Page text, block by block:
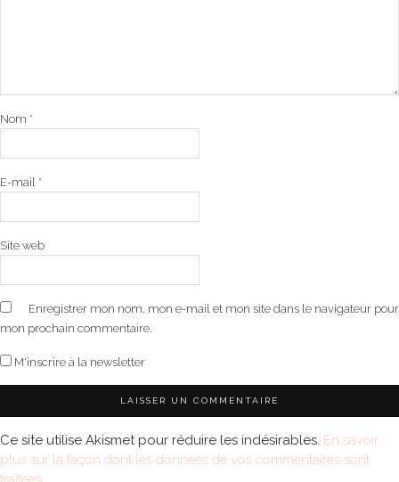
Nom *
E-mail *
Site web
Enregistrer mon nom, mon e-mail et mon site dans le navigateur pour
mon prochain commentaire.
M'inscrire à la newsletter
Ce site utilise Akismet pour réduire les indésirables. En savoir
plus sur la façon dont les données de vos commentaires sont